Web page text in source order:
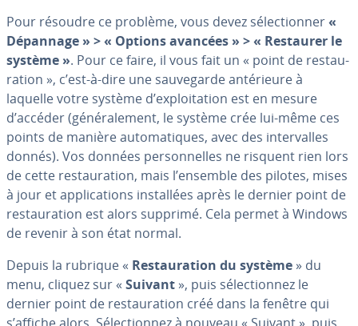
Pour résoudre ce problème, vous devez sé­lec­tion­ner«
Dépannage » > « Options avancées » > « Restaurer le
système ». Pour ce faire, il vous fait un « point de res­tau­
ra­tion », c’est-à-dire une sau­ve­garde an­té­rieure à
laquelle votre système d’ex­ploi­ta­tion est en mesure
d’accéder (gé­né­ra­le­ment, le système crée lui-même ces
points de manière au­to­ma­tiques, avec des in­ter­valles
donnés). Vos données per­son­nelles ne risquent rien lors
de cette res­tau­ra­tion, mais l’ensemble des pilotes, mises
à jour et ap­pli­ca­tions ins­tal­lées après le dernier point de
res­tau­ra­tion est alors supprimé. Cela permet à Windows
de revenir à son état normal.
Depuis la rubrique « Res­tau­ra­tion du système » du
menu, cliquez sur « Suivant », puis sé­lec­tion­nez le
dernier point de res­tau­ra­tion créé dans la fenêtre qui